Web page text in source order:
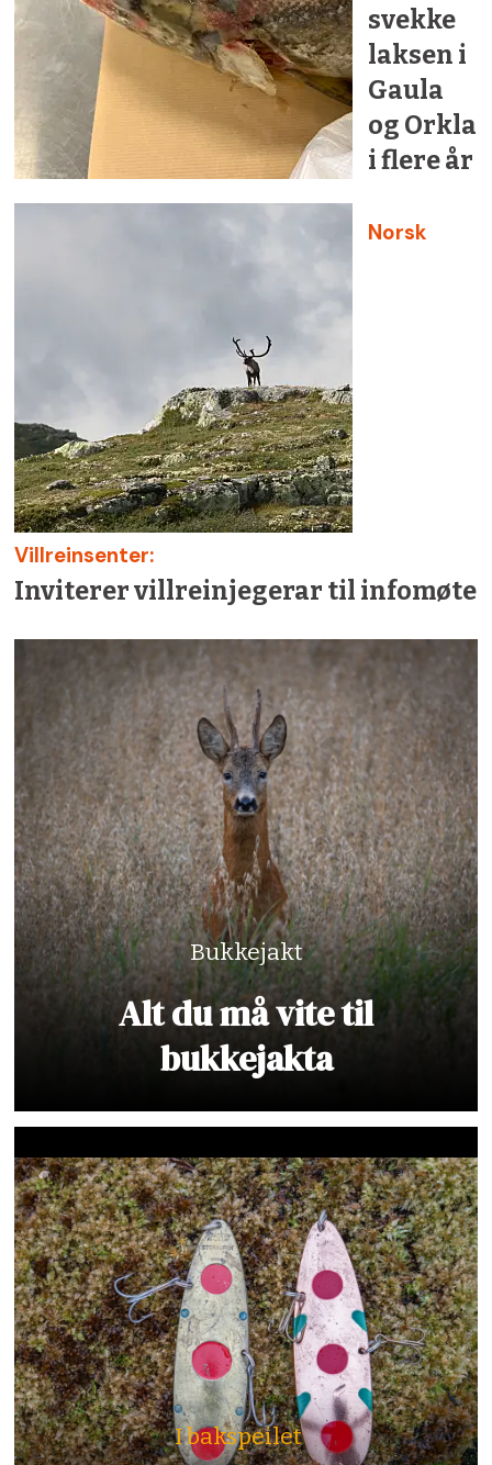
svekke
laksen i
Gaula
og Orkla
i flere år
Norsk
Villreinsenter:
Inviterer villreinjegerar til infomøte
Bukkejakt
Alt du må vite til
bukkejakta
I bakspeilet